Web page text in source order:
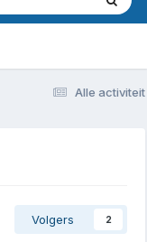
Alle activiteit
Volgers 2